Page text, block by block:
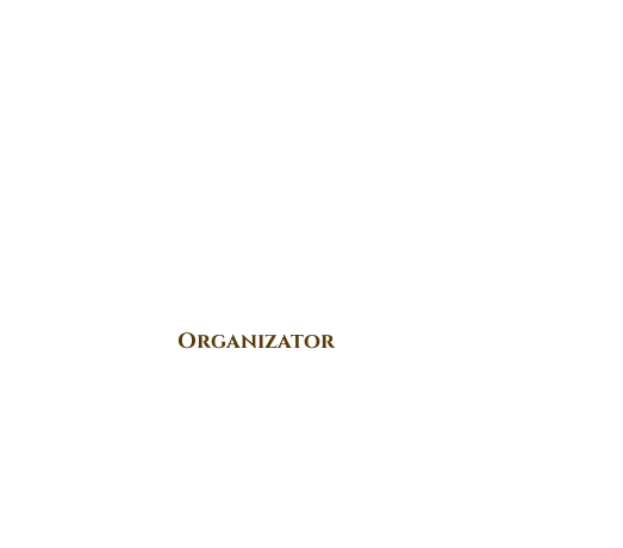
Organizator